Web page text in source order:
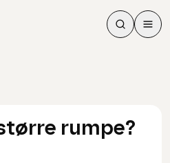
Søk
Søk
Meny
rumpe?